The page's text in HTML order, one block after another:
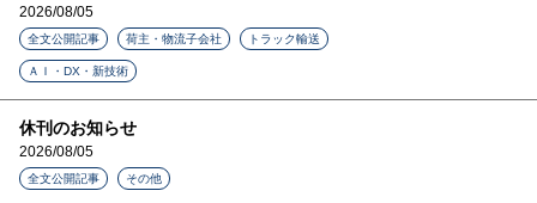
2026/08/05
全文公開記事 荷主・物流子会社 トラック輸送
ＡＩ・DX・新技術
休刊のお知らせ
2026/08/05
全文公開記事 その他